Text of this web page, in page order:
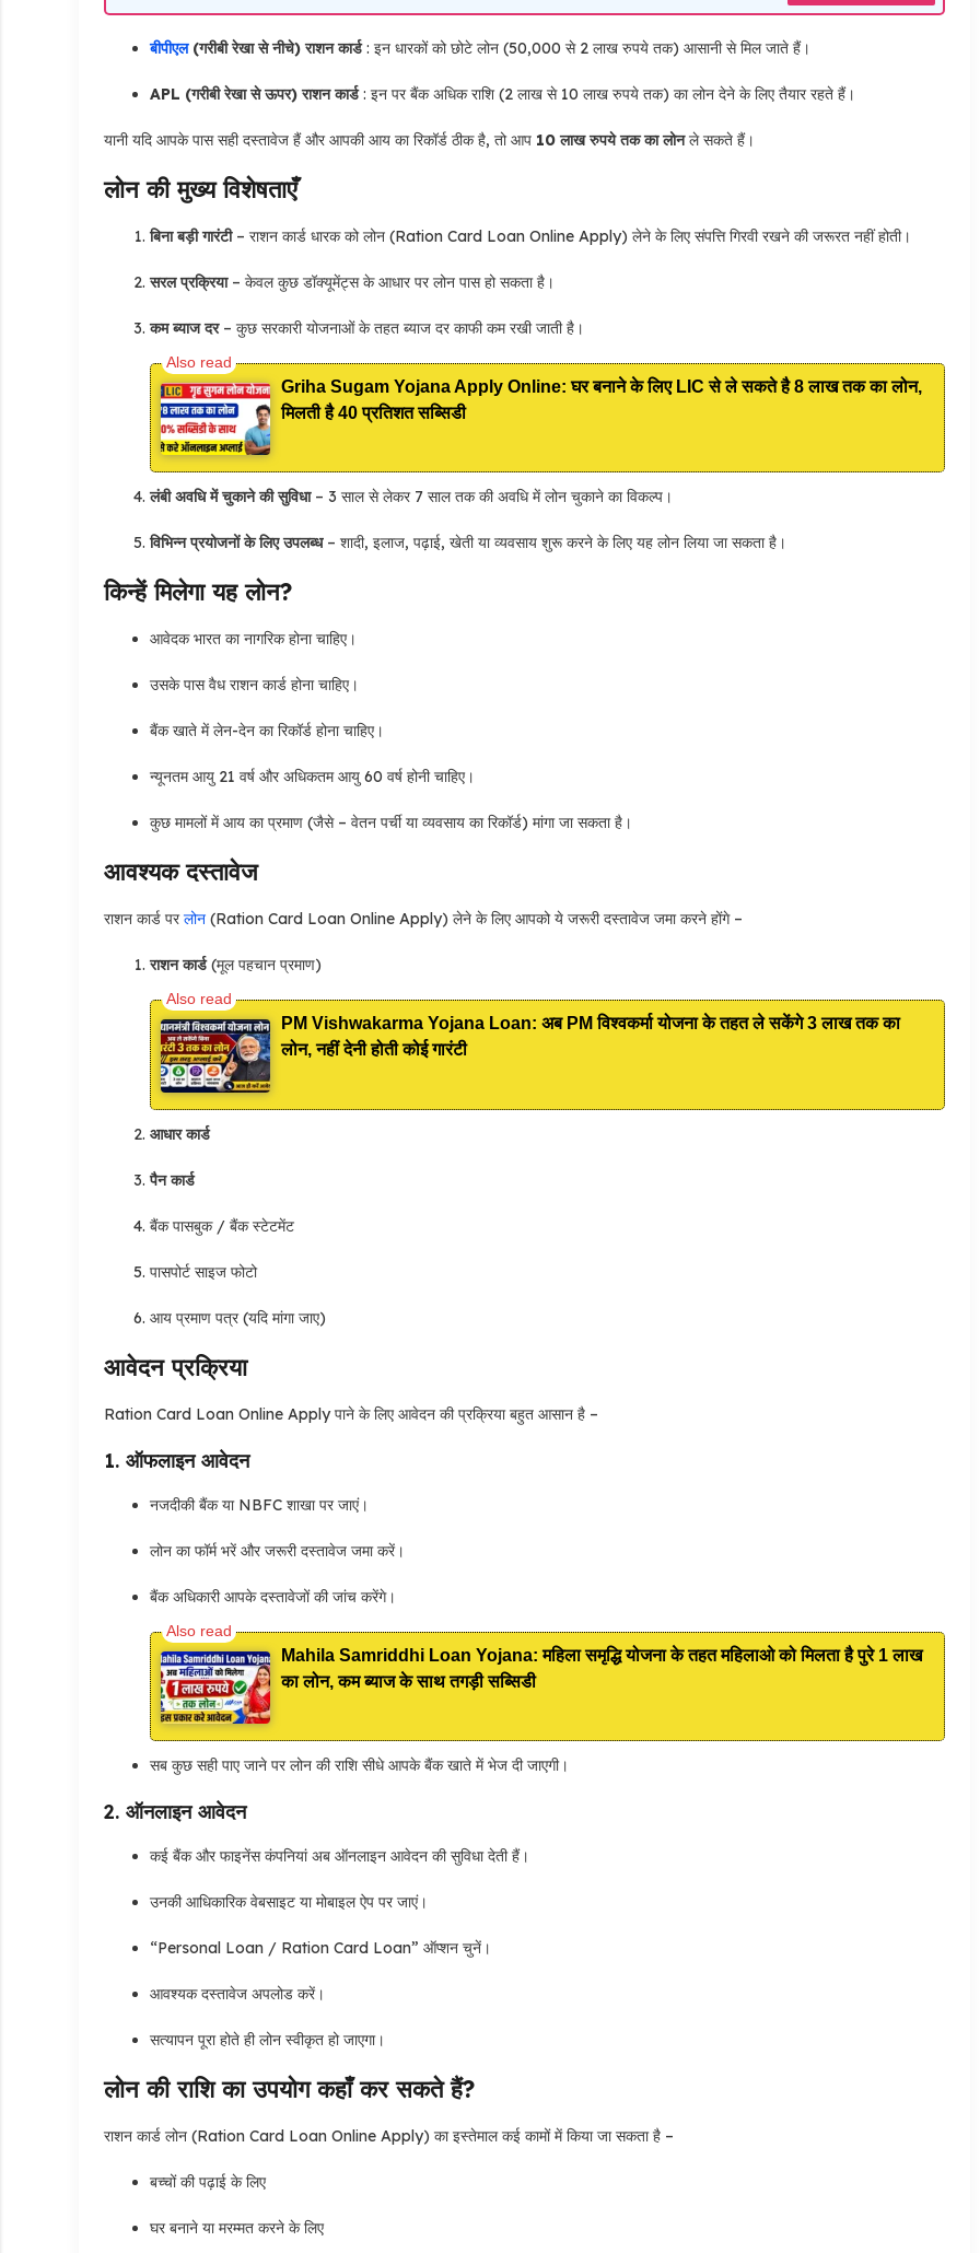
बीपीएल(गरीबी रेखा से नीचे) राशन कार्ड: इन धारकों को छोटे लोन (50,000 से 2 लाख रुपये तक) आसानी से मिल जाते हैं।
APL (गरीबी रेखा से ऊपर) राशन कार्ड: इन पर बैंक अधिक राशि (2 लाख से 10 लाख रुपये तक) का लोन देने के लिए तैयार रहते हैं।
यानी यदि आपके पास सही दस्तावेज हैं और आपकी आय का रिकॉर्ड ठीक है, तो आप 10 लाख रुपये तक का लोनले सकते हैं।
लोन की मुख्य विशेषताएँ
बिना बड़ी गारंटी– राशन कार्ड धारक को लोन (Ration Card Loan Online Apply) लेने के लिए संपत्ति गिरवी रखने की जरूरत नहीं होती।
सरल प्रक्रिया– केवल कुछ डॉक्यूमेंट्स के आधार पर लोन पास हो सकता है।
कम ब्याज दर– कुछ सरकारी योजनाओं के तहत ब्याज दर काफी कम रखी जाती है।
Griha Sugam Yojana Apply Online: घर बनाने के लिए LIC से ले सकते है 8 लाख तक का लोन,
मिलती है 40 प्रतिशत सब्सिडी
लंबी अवधि में चुकाने की सुविधा– 3 साल से लेकर 7 साल तक की अवधि में लोन चुकाने का विकल्प।
विभिन्न प्रयोजनों के लिए उपलब्ध– शादी, इलाज, पढ़ाई, खेती या व्यवसाय शुरू करने के लिए यह लोन लिया जा सकता है।
किन्हें मिलेगा यह लोन?
आवेदक भारत का नागरिक होना चाहिए।
उसके पास वैध राशन कार्ड होना चाहिए।
बैंक खाते में लेन-देन का रिकॉर्ड होना चाहिए।
न्यूनतम आयु 21 वर्ष और अधिकतम आयु 60 वर्ष होनी चाहिए।
कुछ मामलों में आय का प्रमाण (जैसे – वेतन पर्ची या व्यवसाय का रिकॉर्ड) मांगा जा सकता है।
आवश्यक दस्तावेज
राशन कार्ड परलोन (Ration Card Loan Online Apply) लेने के लिए आपको ये जरूरी दस्तावेज जमा करने होंगे –
राशन कार्ड(मूल पहचान प्रमाण)
PM Vishwakarma Yojana Loan: अब PM विश्वकर्मा योजना के तहत ले सकेंगे 3 लाख तक का
लोन, नहीं देनी होती कोई गारंटी
आधार कार्ड
पैन कार्ड
बैंक पासबुक / बैंक स्टेटमेंट
पासपोर्ट साइज फोटो
आय प्रमाण पत्र (यदि मांगा जाए)
आवेदन प्रक्रिया
Ration Card Loan Online Apply पाने के लिए आवेदन की प्रक्रिया बहुत आसान है –
1. ऑफलाइन आवेदन
नजदीकी बैंक या NBFC शाखा पर जाएं।
लोन का फॉर्म भरें और जरूरी दस्तावेज जमा करें।
बैंक अधिकारी आपके दस्तावेजों की जांच करेंगे।
Mahila Samriddhi Loan Yojana: महिला समृद्धि योजना के तहत महिलाओ को मिलता है पुरे 1 लाख
का लोन, कम ब्याज के साथ तगड़ी सब्सिडी
सब कुछ सही पाए जाने पर लोन की राशि सीधे आपके बैंक खाते में भेज दी जाएगी।
2. ऑनलाइन आवेदन
कई बैंक और फाइनेंस कंपनियां अब ऑनलाइन आवेदन की सुविधा देती हैं।
उनकी आधिकारिक वेबसाइट या मोबाइल ऐप पर जाएं।
“Personal Loan / Ration Card Loan” ऑप्शन चुनें।
आवश्यक दस्तावेज अपलोड करें।
सत्यापन पूरा होते ही लोन स्वीकृत हो जाएगा।
लोन की राशि का उपयोग कहाँ कर सकते हैं?
राशन कार्ड लोन (Ration Card Loan Online Apply) का इस्तेमाल कई कामों में किया जा सकता है –
बच्चों की पढ़ाई के लिए
घर बनाने या मरम्मत करने के लिए